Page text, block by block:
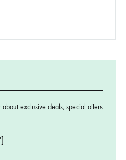
exclusive deals, special offers